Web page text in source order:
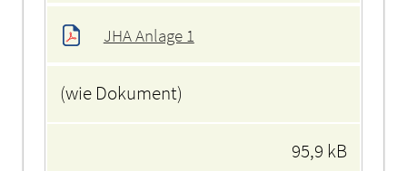
JHA Anlage 1
(wie Dokument)
95,9 kB